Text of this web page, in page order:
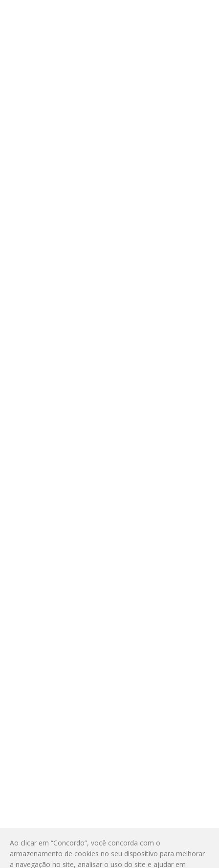
Ao clicar em “Concordo”, você concorda com o
armazenamento de cookies no seu dispositivo para melhorar
a navegação no site, analisar o uso do site e ajudar em